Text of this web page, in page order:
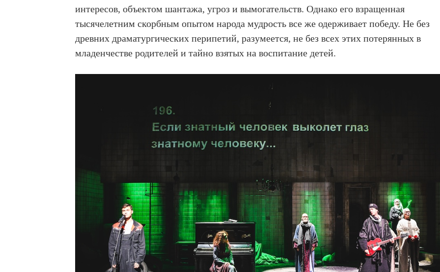
интересов, объектом шантажа, угроз и вымогательств. Однако его взращенная
тысячелетним скорбным опытом народа мудрость все же одерживает победу. Не без
древних драматургических перипетий, разумеется, не без всех этих потерянных в
младенчестве родителей и тайно взятых на воспитание детей.